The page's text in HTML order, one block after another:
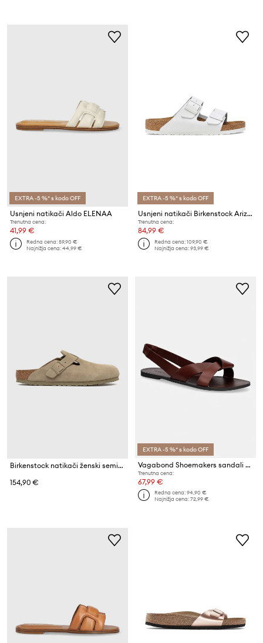
EXTRA -5 %* s kodo OFF
Usnjeni natikači Aldo ELENAA
Trenutna cena:
41,99 €
Redna cena:59,90 €
Najnižja cena:44,99 €
EXTRA -5 %* s kodo OFF
Usnjeni natikači Birkenstock Arizona
Trenutna cena:
84,99 €
Redna cena:109,90 €
Najnižja cena:93,99 €
Birkenstock natikači ženski semišasti Boston
154,90 €
EXTRA -5 %* s kodo OFF
Vagabond Shoemakers sandali ženski usnjeni TIA 2.0
Trenutna cena:
67,99 €
Redna cena:94,90 €
Najnižja cena:72,99 €